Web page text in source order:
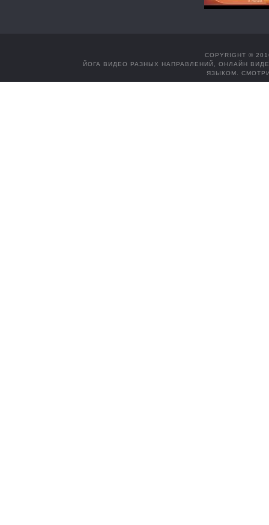
COPYRIGHT ©
ЙОГА ВИДЕО РАЗНЫХ НАПРАВЛЕНИЙ, ОНЛАЙН
ЯЗЫКОМ.